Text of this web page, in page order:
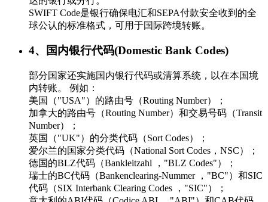
SWIFT Code是银行确保电汇和SEPA付款安全收到的全
球公认的标准格式，可用于国际跨境转账。
4、国内银行代码(Domestic Bank Codes)
部分国家还实施国内银行代码或清算系统，以在本国境
内转账。 例如：
美国（"USA"）的路由号（Routing Number）；
加拿大的路由号（Routing Number）和交易号码（Transit
Number）；
英国（"UK"）的分类代码（Sort Codes）；
爱尔兰的国家分类代码（National Sort Codes，NSC）；
德国的BLZ代码（Bankleitzahl ，"BLZ Codes"）；
瑞士的BC代码（Bankenclearing-Nummer ，"BC"）和SIC
代码（SIX Interbank Clearing Codes ，"SIC"）；